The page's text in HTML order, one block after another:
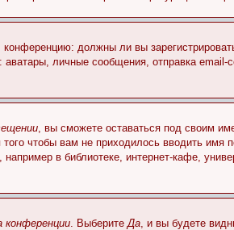
должны ли вы
личные сообщения, отправка email-
, вы сможете оставаться под своим
чтобы вам не приходилось вводить
в библиотеке, интернет-кафе,
конференции. ВыберитеДа, и вы будете